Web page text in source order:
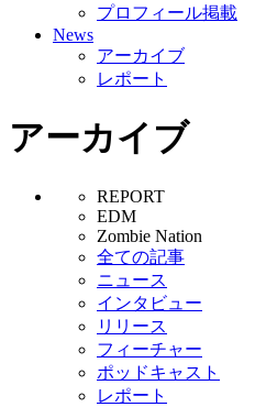
プロフィール掲載
News
アーカイブ
レポート
アーカイブ
REPORT
EDM
Zombie Nation
全ての記事
ニュース
インタビュー
リリース
フィーチャー
ポッドキャスト
レポート